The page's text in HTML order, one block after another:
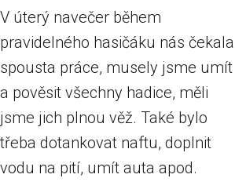
V úterý navečer během
pravidelného hasičáku nás čekala
spousta práce, musely jsme umít
a pověsit všechny hadice, měli
jsme jich plnou věž. Také bylo
třeba dotankovat naftu, doplnit
vodu na pití, umít auta apod.